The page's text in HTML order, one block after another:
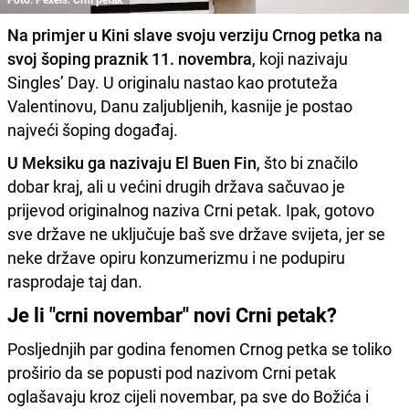
Na primjer u Kini slave svoju verziju Crnog petka na
svoj šoping praznik 11. novembra, koji nazivaju
Singles’ Day. U originalu nastao kao protuteža
Valentinovu, Danu zaljubljenih, kasnije je postao
najveći šoping događaj.
U Meksiku ga nazivaju El Buen Fin, što bi značilo
dobar kraj, ali u većini drugih država sačuvao je
prijevod originalnog naziva Crni petak. Ipak, gotovo
sve države ne uključuje baš sve države svijeta, jer se
neke države opiru konzumerizmu i ne podupiru
rasprodaje taj dan.
Je li "crni novembar" novi Crni petak?
Posljednjih par godina fenomen Crnog petka se toliko
proširio da se popusti pod nazivom Crni petak
oglašavaju kroz cijeli novembar, pa sve do Božića i